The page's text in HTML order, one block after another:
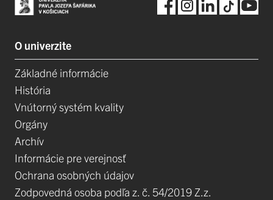
O univerzite
Základné informácie
História
Vnútorný systém kvality
Orgány
Archív
Informácie pre verejnosť
Ochrana osobných údajov
Zodpovedná osoba podľa z. č. 54/2019 Z.z.